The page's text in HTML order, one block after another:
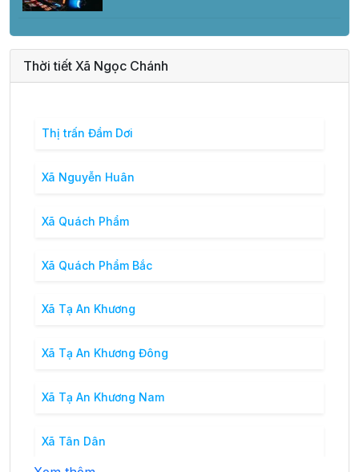
Thời tiết Xã Ngọc Chánh
Thị trấn Đầm Dơi
Xã Nguyễn Huân
Xã Quách Phẩm
Xã Quách Phẩm Bắc
Xã Tạ An Khương
Xã Tạ An Khương Đông
Xã Tạ An Khương Nam
Xã Tân Dân